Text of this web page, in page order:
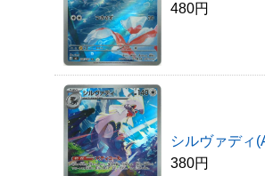
480円
シルヴァディ
380円